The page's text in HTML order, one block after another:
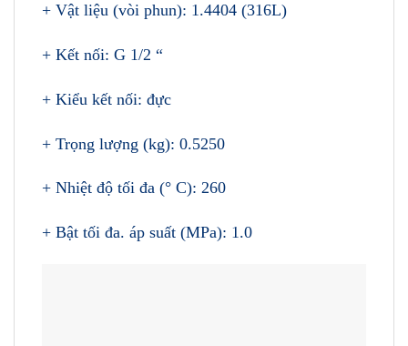
+ Vật liệu (vòi phun): 1.4404 (316L)
+ Kết nối: G 1/2 “
+ Kiểu kết nối: đực
+ Trọng lượng (kg): 0.5250
+ Nhiệt độ tối đa (° C): 260
+ Bật tối đa. áp suất (MPa): 1.0